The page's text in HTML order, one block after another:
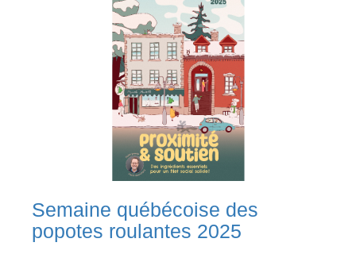
Semaine québécoise des
popotes roulantes 2025